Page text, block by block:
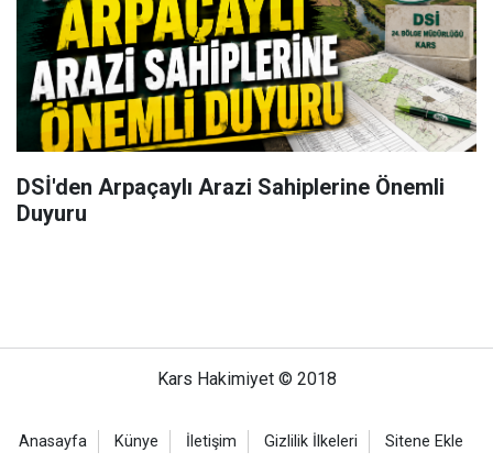
DSİ'den Arpaçaylı Arazi Sahiplerine Önemli
Duyuru
Kars Hakimiyet © 2018
Anasayfa Künye İletişim Gizlilik İlkeleri Sitene Ekle